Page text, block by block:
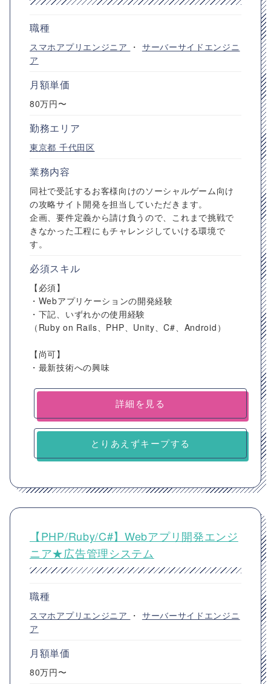
職種
スマホアプリエンジニア ・ サーバーサイドエンジニ
ア
月額単価
80万円〜
勤務エリア
東京都 千代田区
業務内容
同社で受託するお客様向けのソーシャルゲーム向け
の攻略サイト開発を担当していただきます。
企画、要件定義から請け負うので、これまで挑戦で
きなかった工程にもチャレンジしていける環境で
す。
必須スキル
【必須】
・Webアプリケーションの開発経験
・下記、いずれかの使用経験
（Ruby on Rails、PHP、Unity、C#、Android）
【尚可】
・最新技術への興味
詳細を見る
とりあえずキープする
【PHP/Ruby/C#】Webアプリ開発エンジ
ニア★広告管理システム
職種
スマホアプリエンジニア ・ サーバーサイドエンジニ
ア
月額単価
80万円〜